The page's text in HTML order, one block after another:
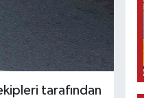
tarafından